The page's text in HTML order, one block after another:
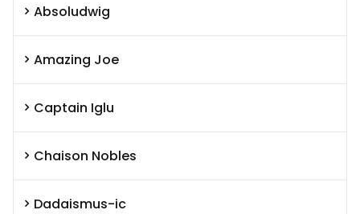
Absoludwig
Amazing Joe
Captain Iglu
Chaison Nobles
Dadaismus-ic